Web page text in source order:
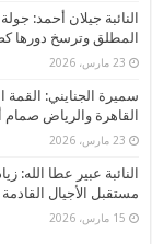
النائبة جيلان أحمد:
المطلق وترسخ دورها
23 مارس، 2026
سميرة الجنايني:
القاهرة والرياض صمام
23 مارس، 2026
النائبة عبير عطا الله:
مستقبل الأجيال القادمة
15 مارس، 2026